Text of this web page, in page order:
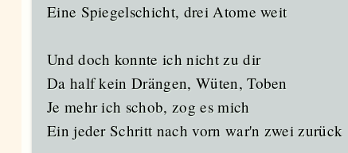
Eine Spiegelschicht, drei Atome weit
Und doch konnte ich nicht zu dir
Da half kein Drängen, Wüten, Toben
Je mehr ich schob, zog es mich
Ein jeder Schritt nach vorn war'n zwei zurück